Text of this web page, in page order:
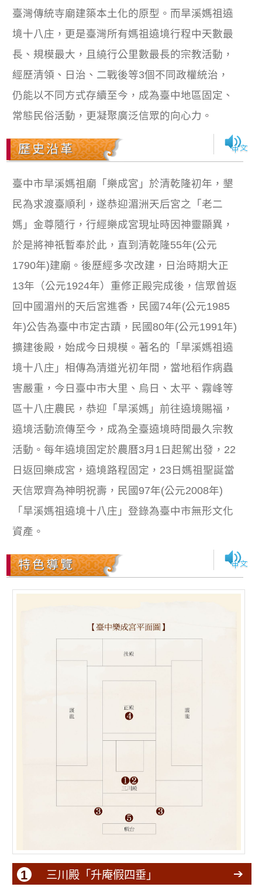
臺灣傳統寺廟建築本土化的原型。而旱溪媽祖遶
境十八庄，更是臺灣所有媽祖遶境行程中天數最
長、規模最大，且繞行公里數最長的宗教活動，
經歷清領、日治、二戰後等3個不同政權統治，
仍能以不同方式存續至今，成為臺中地區固定、
常態民俗活動，更凝聚廣泛信眾的向心力。
歷史沿革
臺中市旱溪媽祖廟「樂成宮」於清乾隆初年，墾
民為求渡臺順利，遂恭迎湄洲天后宮之「老二
媽」金尊隨行，行經樂成宮現址時因神靈顯異，
於是將神祇暫奉於此，直到清乾隆55年(公元
1790年)建廟。後歷經多次改建，日治時期大正
13年（公元1924年）重修正殿完成後，信眾曾返
回中國湄州的天后宮進香，民國74年(公元1985
年)公告為臺中市定古蹟，民國80年(公元1991年)
擴建後殿，始成今日規模。著名的「旱溪媽祖遶
境十八庄」相傳為清道光初年間，當地稻作病蟲
害嚴重，今日臺中市大里、烏日、太平、霧峰等
區十八庄農民，恭迎「旱溪媽」前往遶境賜福，
遶境活動流傳至今，成為全臺遶境時間最久宗教
活動。每年遶境固定於農曆3月1日起駕出發，22
日返回樂成宮，遶境路程固定，23日媽祖聖誕當
天信眾齊為神明祝壽，民國97年(公元2008年)
「旱溪媽祖遶境十八庄」登錄為臺中市無形文化
資產。
特色導覽
1 三川殿「升庵假四垂」